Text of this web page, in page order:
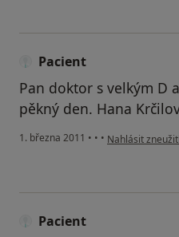
Pacient
Pan doktor s velkým D
pěkný den. Hana
1. března 2011 • • • podle názoru
Nahlásit
Pacient